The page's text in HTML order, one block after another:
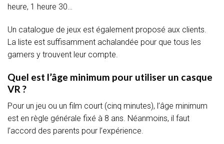
heure, 1 heure 30…
Un catalogue de jeux est également proposé aux clients.
La liste est suffisamment achalandée pour que tous les
gamers y trouvent leur compte.
Quel est l’âge minimum pour utiliser un casque
VR ?
Pour un jeu ou un film court (cinq minutes), l’âge minimum
est en règle générale fixé à 8 ans. Néanmoins, il faut
l’accord des parents pour l’expérience.